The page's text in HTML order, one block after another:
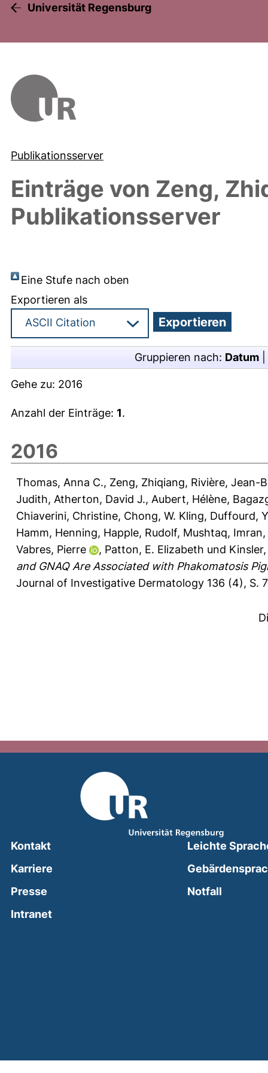
Universität Regensburg
Publikationsserver
Einträge von Zeng,
Publikationsserver
Eine Stufe nach oben
Exportieren als
Gruppieren nach: Datum
Gehe zu: 2016
Anzahl der Einträge: 1.
2016
Thomas, Anna C., Zeng, Zhiqiang, Rivière, Jean-
Judith, Atherton, David J., Aubert, Hélène,
Chiaverini, Christine, Chong, W. Kling, Duffourd,
Hamm, Henning, Happle, Rudolf, Mushtaq, Imran,
Vabres, Pierre
, Patton, E. Elizabeth und
and GNAQ Are Associated with Phakomatosis
Journal of Investigative Dermatology 136 (4), S.
Kontakt
Karriere
Presse
Intranet(external link, opens in a new window)
Leichte
Notfall